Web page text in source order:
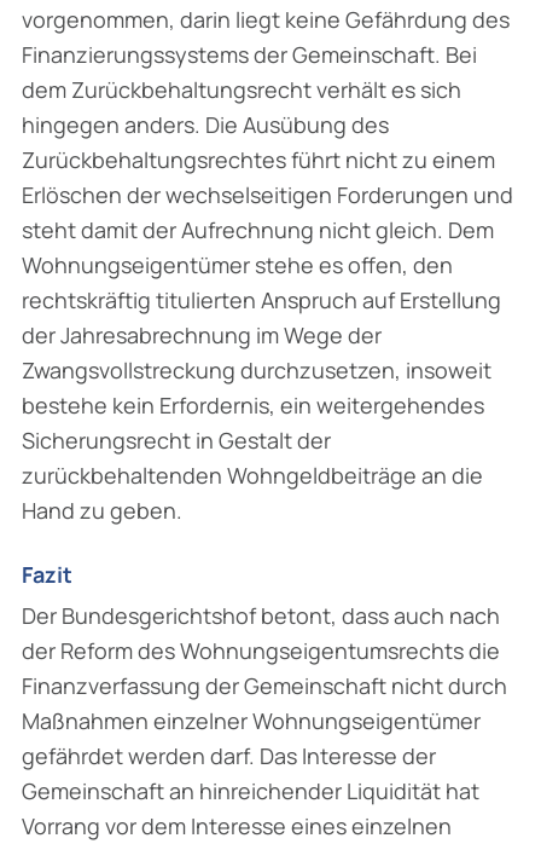
vorgenommen, darin liegt keine Gefährdung des
Finanzierungssystems der Gemeinschaft. Bei
dem Zurückbehaltungsrecht verhält es sich
hingegen anders. Die Ausübung des
Zurückbehaltungsrechtes führt nicht zu einem
Erlöschen der wechselseitigen Forderungen und
steht damit der Aufrechnung nicht gleich. Dem
Wohnungseigentümer stehe es offen, den
rechtskräftig titulierten Anspruch auf Erstellung
der Jahresabrechnung im Wege der
Zwangsvollstreckung durchzusetzen, insoweit
bestehe kein Erfordernis, ein weitergehendes
Sicherungsrecht in Gestalt der
zurückbehaltenden Wohngeldbeiträge an die
Hand zu geben.
Fazit
Der Bundesgerichtshof betont, dass auch nach
der Reform des Wohnungseigentumsrechts die
Finanzverfassung der Gemeinschaft nicht durch
Maßnahmen einzelner Wohnungseigentümer
gefährdet werden darf. Das Interesse der
Gemeinschaft an hinreichender Liquidität hat
Vorrang vor dem Interesse eines einzelnen